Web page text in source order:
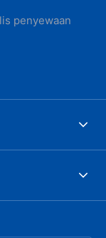
penyewaan